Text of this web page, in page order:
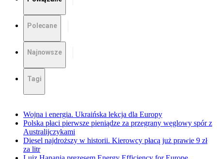
Polecane
Najnowsze
Tagi
Wojna i energia. Ukraińska lekcja dla Europy
Polska płaci pierwsze pieniądze za przegrany węglowy spór z
Australijczykami
Diesel najdroższy w historii. Kierowcy płacą już prawie 9 zł
za litr